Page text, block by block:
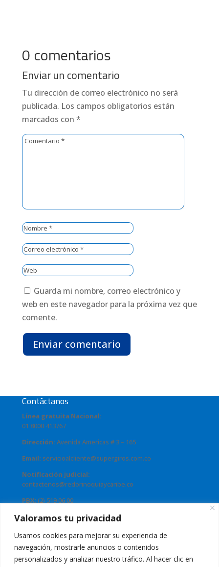
Valoramos tu privacidad
Usamos cookies para mejorar su experiencia de
navegación, mostrarle anuncios o contenidos
personalizados y analizar nuestro tráfico. Al hacer clic en
0 comentarios
Enviar un comentario
Tu dirección de correo electrónico no será
publicada. Los campos obligatorios están
marcados con *
Guarda mi nombre, correo electrónico y
web en este navegador para la próxima vez que
comente.
Enviar comentario
Contáctanos
Línea gratuita Nacional:
01 8000 413767
Dirección: Avenida Americas # 3 – 165
Email: servicioalcliente@supergiros.com.co
Notificación judicial:
contactenos@redorinoquiaycaribe.co
PBX: (2) 519 06 00